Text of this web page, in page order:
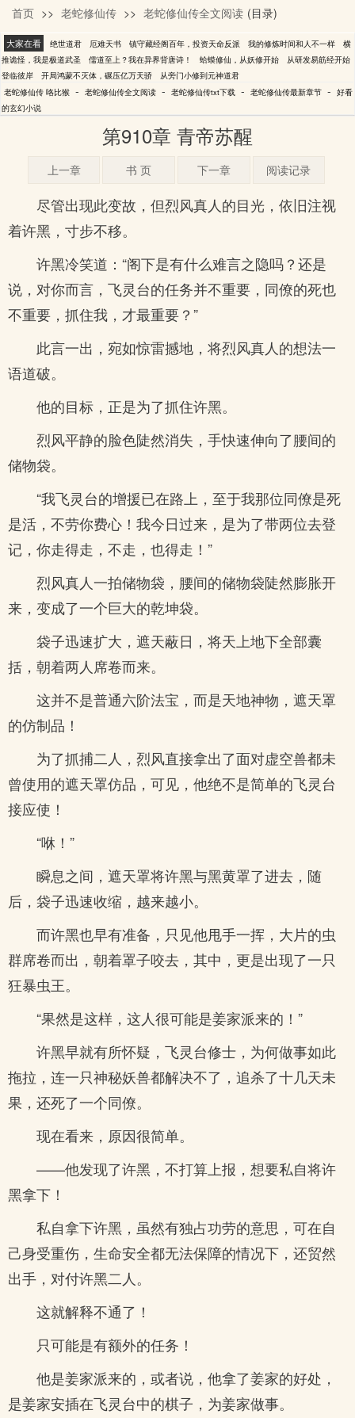
咯比猴
首页 >> 老蛇修仙传 >> 老蛇修仙传全文阅读 (目录)
大家在看 绝世道君 厄难天书 镇守藏经阁百年，投资天命反派 我的修炼时间和人不一样
横
推诡怪，我是极道武圣
儒道至上？我在异界背唐诗！ 蛤蟆修仙，从妖修开始
从研发易筋经开始
登临彼岸
开局鸿蒙不灭体，碾压亿万天骄
从旁门小修到元神道君
老蛇修仙传 咯比猴 - 老蛇修仙传全文阅读 - 老蛇修仙传txt下载 - 老蛇修仙传最新章节 - 好看
的玄幻小说
第910章 青帝苏醒
上一章 书 页 下一章 阅读记录
尽管出现此变故，但烈风真人的目光，依旧注视
着许黑，寸步不移。
许黑冷笑道：“阁下是有什么难言之隐吗？还是
说，对你而言，飞灵台的任务并不重要，同僚的死也
不重要，抓住我，才最重要？”
此言一出，宛如惊雷撼地，将烈风真人的想法一
语道破。
他的目标，正是为了抓住许黑。
烈风平静的脸色陡然消失，手快速伸向了腰间的
储物袋。
“我飞灵台的增援已在路上，至于我那位同僚是死
是活，不劳你费心！我今日过来，是为了带两位去登
记，你走得走，不走，也得走！”
烈风真人一拍储物袋，腰间的储物袋陡然膨胀开
来，变成了一个巨大的乾坤袋。
袋子迅速扩大，遮天蔽日，将天上地下全部囊
括，朝着两人席卷而来。
这并不是普通六阶法宝，而是天地神物，遮天罩
的仿制品！
为了抓捕二人，烈风直接拿出了面对虚空兽都未
曾使用的遮天罩仿品，可见，他绝不是简单的飞灵台
接应使！
“咻！”
瞬息之间，遮天罩将许黑与黑黄罩了进去，随
后，袋子迅速收缩，越来越小。
而许黑也早有准备，只见他甩手一挥，大片的虫
群席卷而出，朝着罩子咬去，其中，更是出现了一只
狂暴虫王。
“果然是这样，这人很可能是姜家派来的！”
许黑早就有所怀疑，飞灵台修士，为何做事如此
拖拉，连一只神秘妖兽都解决不了，追杀了十几天未
果，还死了一个同僚。
现在看来，原因很简单。
——他发现了许黑，不打算上报，想要私自将许
黑拿下！
私自拿下许黑，虽然有独占功劳的意思，可在自
己身受重伤，生命安全都无法保障的情况下，还贸然
出手，对付许黑二人。
这就解释不通了！
只可能是有额外的任务！
他是姜家派来的，或者说，他拿了姜家的好处，
是姜家安插在飞灵台中的棋子，为姜家做事。